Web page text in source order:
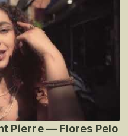
Pierre — Flores Pelo